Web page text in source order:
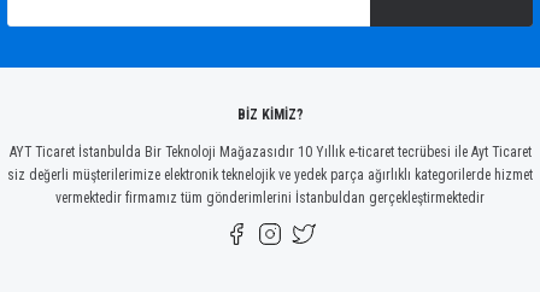
Gönder
BİZ KİMİZ?
AYT Ticaret İstanbulda Bir Teknoloji Mağazasıdır 10 Yıllık e-ticaret tecrübesi ile Ayt Ticaret
siz değerli müşterilerimize elektronik teknelojik ve yedek parça ağırlıklı kategorilerde hizmet
vermektedir firmamız tüm gönderimlerini İstanbuldan gerçekleştirmektedir